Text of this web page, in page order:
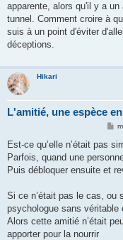
a
g
e
apparente, alors qu'il y a
tunnel. Comment croire à
suis à un point d'éviter
déceptions.
Hikari
L'amitié, une espèce
M
s
a
g
Est-ce qu’elle n’était pas
Parfois, quand une
Puis débloquer ensuite et
Si ce n’était pas le cas, ou
psychologue sans véritable
Alors cette amitié n’était
apporter pour la nourrir